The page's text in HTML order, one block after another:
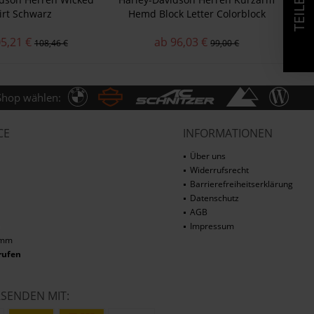
Schwarz
€ 108,46 €
Hemd Block Letter Colorblock
ab 96,03 € 99,00 €
wählen:
INFORMATIONEN
Über uns
Widerrufsrecht
Barrierefreiheitserklärung
Datenschutz
AGB
Impressum
MIT: